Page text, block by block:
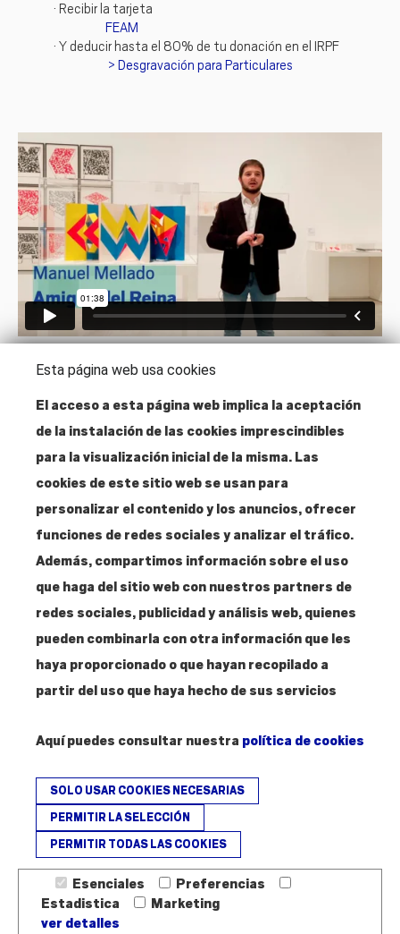
· Recibir la tarjeta
FEAM
· Y deducir hasta el 80% de tu donación en el IRPF
Desgravación para Particulares
Dirección
Santa Isabel, 52
28012 Madrid
Contacto
T. 915 304 287
info@amigosmuseoreinasofia.org
Hazte
Fundación Amigos del Museo Nacional Centro de Arte Reina Sofía - ©
2026
Aviso legal - Política de devoluciones
Revocación de cookies
Esta página web usa cookies
El acceso a esta página web implica la aceptación
de la instalación de las cookies imprescindibles
para la visualización inicial de la misma. Las
cookies de este sitio web se usan para
personalizar el contenido y los anuncios, ofrecer
funciones de redes sociales y analizar el tráfico.
Además, compartimos información sobre el uso
que haga del sitio web con nuestros partners de
redes sociales, publicidad y análisis web, quienes
pueden combinarla con otra información que les
haya proporcionado o que hayan recopilado a
partir del uso que haya hecho de sus servicios
Aquí puedes consultar nuestra política de cookies
SOLO USAR COOKIES NECESARIAS
PERMITIR LA SELECCIÓN
PERMITIR TODAS LAS COOKIES
Esenciales
Preferencias
Estadistica
Marketing
ver detalles